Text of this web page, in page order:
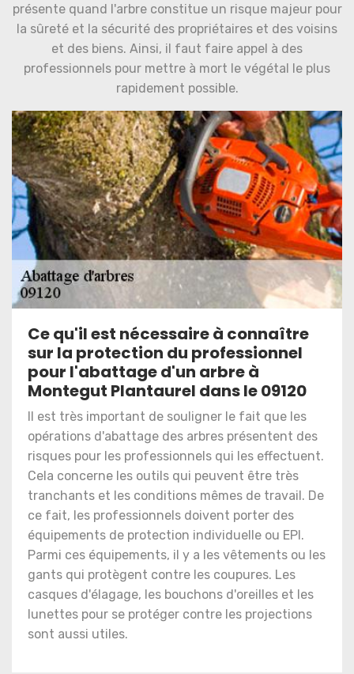
présente quand l'arbre constitue un risque majeur pour
la sûreté et la sécurité des propriétaires et des voisins
et des biens. Ainsi, il faut faire appel à des
professionnels pour mettre à mort le végétal le plus
rapidement possible.
Ce qu'il est nécessaire à connaître
sur la protection du professionnel
pour l'abattage d'un arbre à
Montegut Plantaurel dans le 09120
Il est très important de souligner le fait que les
opérations d'abattage des arbres présentent des
risques pour les professionnels qui les effectuent.
Cela concerne les outils qui peuvent être très
tranchants et les conditions mêmes de travail. De
ce fait, les professionnels doivent porter des
équipements de protection individuelle ou EPI.
Parmi ces équipements, il y a les vêtements ou les
gants qui protègent contre les coupures. Les
casques d'élagage, les bouchons d'oreilles et les
lunettes pour se protéger contre les projections
sont aussi utiles.